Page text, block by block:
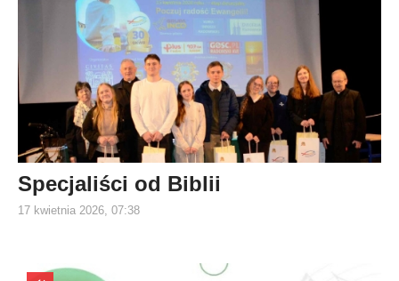
Specjaliści od Biblii
17 kwietnia 2026, 07:38